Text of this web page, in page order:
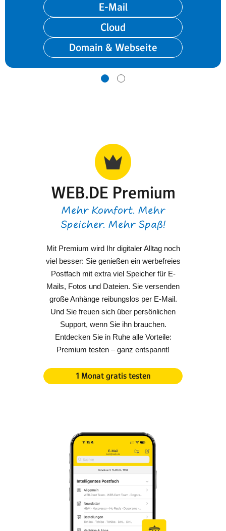
E-Mail
Cloud
Domain & Webseite
WEB.DE Premium
Mehr Komfort. Mehr
Speicher. Mehr Spaß!
Mit Premium wird Ihr digitaler Alltag noch
viel besser: Sie genießen ein werbefreies
Postfach mit extra viel Speicher für E-
Mails, Fotos und Dateien. Sie versenden
große Anhänge reibungslos per E-Mail.
Und Sie freuen sich über persönlichen
Support, wenn Sie ihn brauchen.
Entdecken Sie in Ruhe alle Vorteile:
Premium testen – ganz entspannt!
1 Monat gratis testen